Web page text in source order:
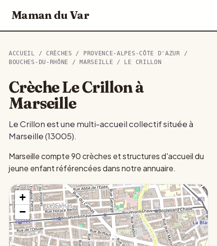
Maman du Var
ACCUEIL / CRÈCHES / PROVENCE-ALPES-CÔTE D'AZUR /
BOUCHES-DU-RHÔNE / MARSEILLE / LE CRILLON
Crèche Le Crillon à
Marseille
Le Crillon est une multi-accueil collectif située à
Marseille (13005).
Marseille compte 90 crèches et structures d'accueil du
jeune enfant référencées dans notre annuaire.
+
−